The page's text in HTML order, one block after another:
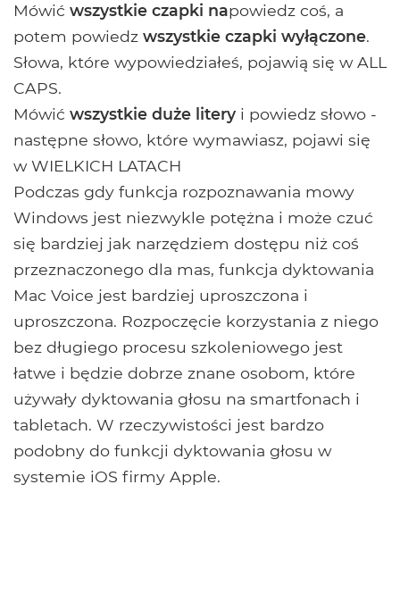
Mówić wszystkie czapki napowiedz coś, a
potem powiedz wszystkie czapki wyłączone.
Słowa, które wypowiedziałeś, pojawią się w ALL
CAPS.
Mówić wszystkie duże litery i powiedz słowo -
następne słowo, które wymawiasz, pojawi się
w WIELKICH LATACH
Podczas gdy funkcja rozpoznawania mowy
Windows jest niezwykle potężna i może czuć
się bardziej jak narzędziem dostępu niż coś
przeznaczonego dla mas, funkcja dyktowania
Mac Voice jest bardziej uproszczona i
uproszczona. Rozpoczęcie korzystania z niego
bez długiego procesu szkoleniowego jest
łatwe i będzie dobrze znane osobom, które
używały dyktowania głosu na smartfonach i
tabletach. W rzeczywistości jest bardzo
podobny do funkcji dyktowania głosu w
systemie iOS firmy Apple.